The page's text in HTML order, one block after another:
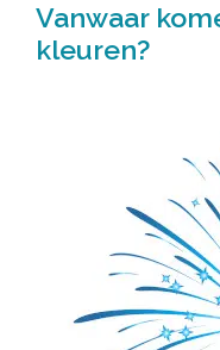
Vanwaar
kleuren?